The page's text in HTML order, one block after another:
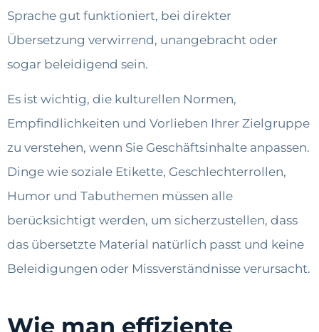
Sprache gut funktioniert, bei direkter
Übersetzung verwirrend, unangebracht oder
sogar beleidigend sein.
Es ist wichtig, die kulturellen Normen,
Empfindlichkeiten und Vorlieben Ihrer Zielgruppe
zu verstehen, wenn Sie Geschäftsinhalte anpassen.
Dinge wie soziale Etikette, Geschlechterrollen,
Humor und Tabuthemen müssen alle
berücksichtigt werden, um sicherzustellen, dass
das übersetzte Material natürlich passt und keine
Beleidigungen oder Missverständnisse verursacht.
Wie man effiziente